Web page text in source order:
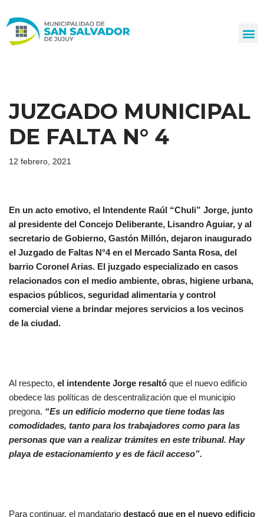
al
JUZGADO MUNICIPAL
DE FALTA N° 4
12 febrero, 2021
En un acto emotivo, el Intendente Raúl “Chuli” Jorge, junto
al presidente del Concejo Deliberante, Lisandro Aguiar, y al
secretario de Gobierno, Gastón Millón, dejaron inaugurado
el Juzgado de Faltas N°4 en el Mercado Santa Rosa, del
barrio Coronel Arias. El juzgado especializado en casos
relacionados con el medio ambiente, obras, higiene urbana,
espacios públicos, seguridad alimentaria y control
comercial viene a brindar mejores servicios a los vecinos
de la ciudad.
Al respecto, el intendente Jorge resaltó que el nuevo edificio
obedece las políticas de descentralización que el municipio
pregona. “Es un edificio moderno que tiene todas las
comodidades, tanto para los trabajadores como para las
personas que van a realizar trámites en este tribunal. Hay
playa de estacionamiento y es de fácil acceso”.
Para continuar, el mandatario destacó que en el nuevo edificio